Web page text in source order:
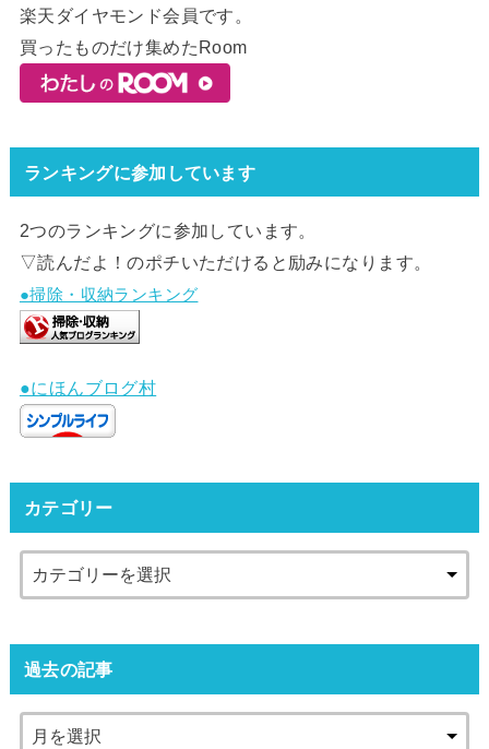
楽天ダイヤモンド会員です。
買ったものだけ集めたRoom
ランキングに参加しています
2つのランキングに参加しています。
▽読んだよ！のポチいただけると励みになります。
●掃除・収納ランキング
●にほんブログ村
カテゴリー
過去の記事